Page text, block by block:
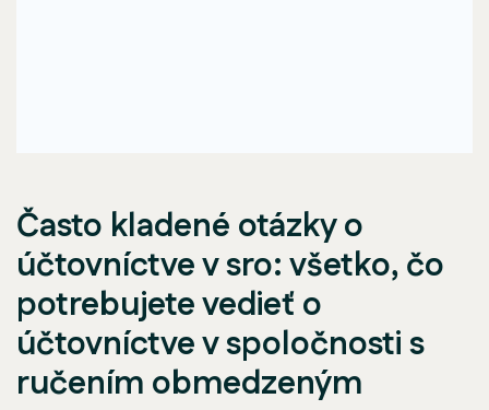
Často kladené otázky o
účtovníctve v sro: všetko, čo
potrebujete vedieť o
účtovníctve v spoločnosti s
ručením obmedzeným